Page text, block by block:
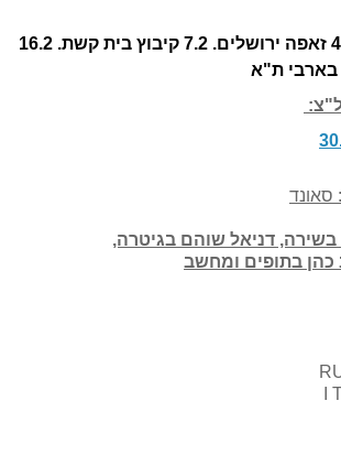
הופעות קרובות: 4.2 זאפה ירושלים. 7.2 קיבוץ בית קשת. 16.2
סאונד
בשירה, דניאל שוהם בגיטרה,
כהן בתופים ומחשב
I